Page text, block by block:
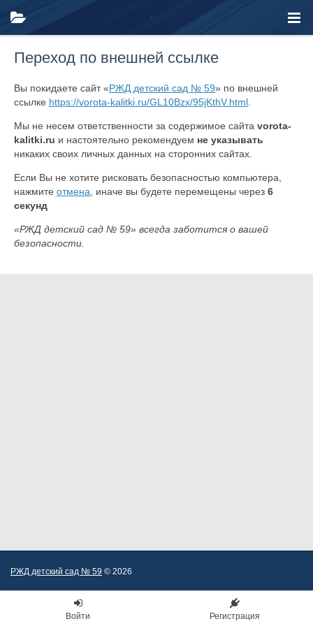
Переход по внешней ссылке
Вы покидаете сайт «РЖД детский сад № 59» по внешней
ссылке https://vorota-kalitki.ru/GL10Bzx/95jKthV.html
Мы не несем ответственности за содержимое сайта vorota-
kalitki.ru и настоятельно рекомендуем не указывать
никаких своих личных данных на сторонних сайтах.
Если Вы не хотите рисковать безопасностью компьютера,
нажмите отмена , иначе вы будете перемещены через 6
секунд
«РЖД детский сад № 59» всегда заботится о вашей
безопасности.
РЖД детский сад № 59 © 2026
Войти Регистрация